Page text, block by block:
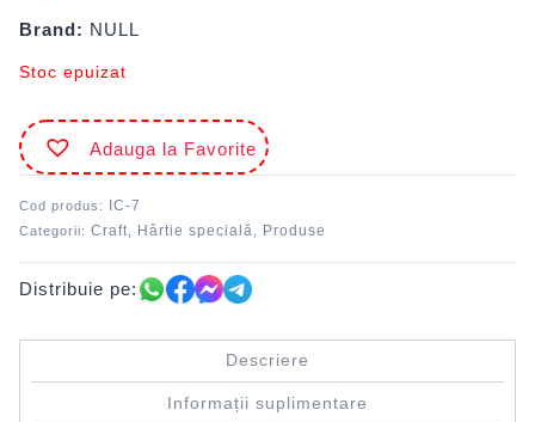
Brand: NULL
Stoc epuizat
Adauga la Favorite
Cod produs: IC-7
Categorii: Craft Hârtie specială Produse
Distribuie pe:
Descriere
Informații suplimentare